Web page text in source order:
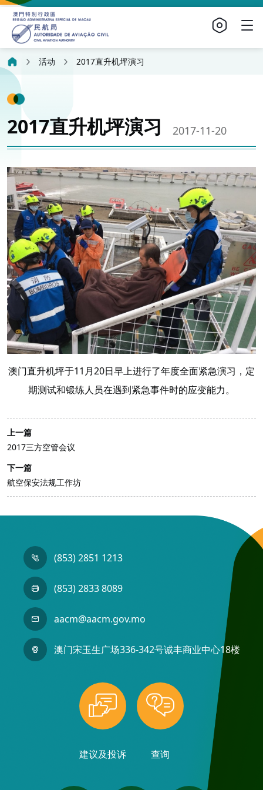
活动 2017直升机坪演习
2017直升机坪演习 2017-11-20
澳门直升机坪于11月20日早上进行了年度全面紧急演习，定
期测试和锻练人员在遇到紧急事件时的应变能力。
上一篇
2017三方空管会议
下一篇
航空保安法规工作坊
(853) 2851 1213
(853) 2833 8089
aacm@aacm.gov.mo
澳门宋玉生广场336-342号诚丰商业中心18楼
建议及投诉 查询